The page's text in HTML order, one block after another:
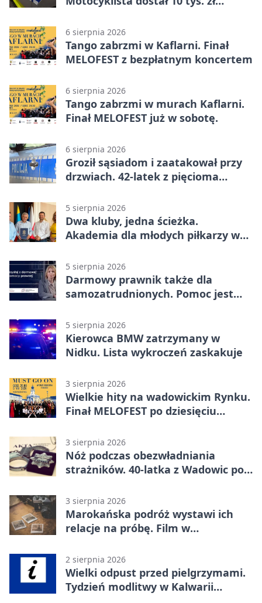
6 sierpnia 2026
Tango zabrzmi w Kaflarni. Finał
MELOFEST z bezpłatnym koncertem
6 sierpnia 2026
Tango zabrzmi w murach Kaflarni.
Finał MELOFEST już w sobotę.
6 sierpnia 2026
Groził sąsiadom i zaatakował przy
drzwiach. 42-latek z pięcioma
5 sierpnia 2026
Dwa kluby, jedna ścieżka.
Akademia dla młodych piłkarzy w
5 sierpnia 2026
Darmowy prawnik także dla
samozatrudnionych. Pomoc jest
5 sierpnia 2026
Kierowca BMW zatrzymany w
Nidku. Lista wykroczeń zaskakuje
3 sierpnia 2026
Wielkie hity na wadowickim Rynku.
Finał MELOFEST po dziesięciu
3 sierpnia 2026
Nóż podczas obezwładniania
strażników. 40-latka z Wadowic pod
3 sierpnia 2026
Marokańska podróż wystawi ich
relacje na próbę. Film w
2 sierpnia 2026
Wielki odpust przed pielgrzymami.
Tydzień modlitwy w Kalwarii